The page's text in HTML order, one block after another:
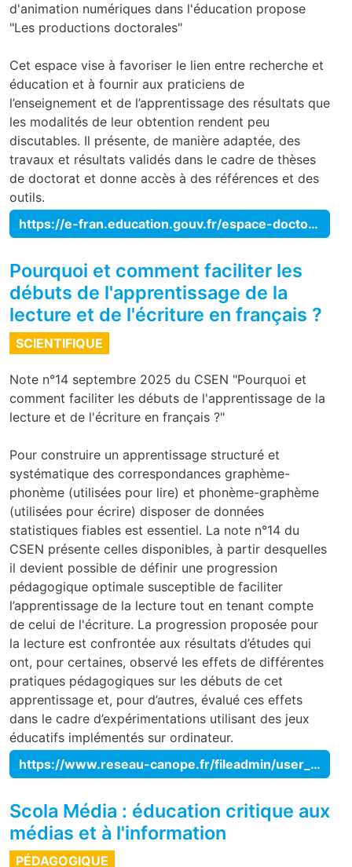
d'animation numériques dans l'éducation propose
"Les productions doctorales"
Cet espace vise à favoriser le lien entre recherche et
éducation et à fournir aux praticiens de
l’enseignement et de l’apprentissage des résultats que
les modalités de leur obtention rendent peu
discutables. Il présente, de manière adaptée, des
travaux et résultats validés dans le cadre de thèses
de doctorat et donne accès à des références et des
outils.
https://e-fran.education.gouv.fr/espace-doctoral/
Pourquoi et comment faciliter les
débuts de l'apprentissage de la
lecture et de l'écriture en français ?
SCIENTIFIQUE
Note n°14 septembre 2025 du CSEN "Pourquoi et
comment faciliter les débuts de l'apprentissage de la
lecture et de l'écriture en français ?"
Pour construire un apprentissage structuré et
systématique des correspondances graphème-
phonème (utilisées pour lire) et phonème-graphème
(utilisées pour écrire) disposer de données
statistiques fiables est essentiel. La note n°14 du
CSEN présente celles disponibles, à partir desquelles
il devient possible de définir une progression
pédagogique optimale susceptible de faciliter
l’apprentissage de la lecture tout en tenant compte
de celui de l'écriture. La progression proposée pour
la lecture est confrontée aux résultats d’études qui
ont, pour certaines, observé les effets de différentes
pratiques pédagogiques sur les débuts de cet
apprentissage et, pour d’autres, évalué ces effets
dans le cadre d’expérimentations utilisant des jeux
éducatifs implémentés sur ordinateur.
https://www.reseau-canope.fr/fileadmin/user_upload/Projets/conseil_scientifique_education_nationale/notes_csen/Note_CSEN_14.pdf
Scola Média : éducation critique aux
médias et à l'information
PÉDAGOGIQUE